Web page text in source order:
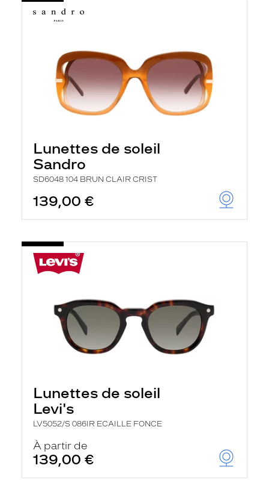
Lunettes de soleil
Sandro
SD6048 104 BRUN CLAIR CRIST
139,00 €
Lunettes de soleil
Levi's
LV5052/S 086IR ECAILLE FONCE
À partir de
139,00 €